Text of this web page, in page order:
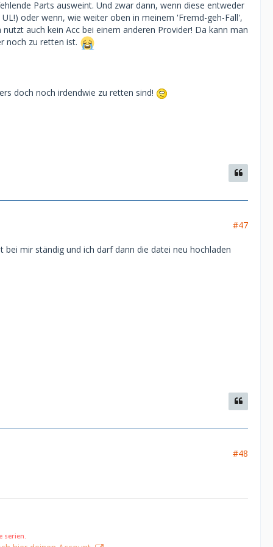
Parts ausweint. Und zwar dann, wenn diese entweder
UL!) oder wenn, wie weiter oben in meinem 'Fremd-geh-Fall',
auch kein Acc bei einem anderen Provider! Da kann man
noch zu retten ist.
doch noch irdendwie zu retten sind!
#47
mir ständig und ich darf dann die datei neu hochladen
#48
serien.